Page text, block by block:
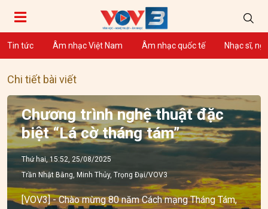
Tin tức Âm nhạc Việt Nam Âm nhạc quốc tế Nhạc sĩ,
Chi tiết bài viết
Chương trình nghệ thuật đặc
biệt “Lá cờ tháng tám”
Thứ hai, 15:52, 25/08/2025
Trần Nhật Bằng, Minh Thủy, Trọng Đại/VOV3
[VOV3] - Chào mừng 80 năm Cách mạng Tháng Tám,